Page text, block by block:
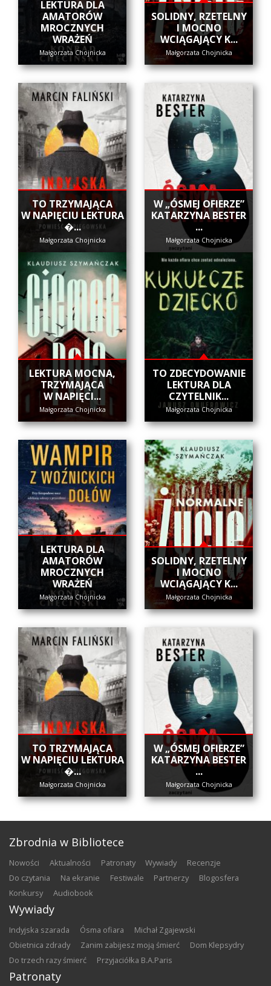
LEKTURA DLA
AMATORÓW
MROCZNYCH
WRAŻEŃ
Małgorzata Chojnicka
SOLIDNY, RZETELNY
I MOCNO
WCIĄGAJĄCY K...
Małgorzata Chojnicka
​TO TRZYMAJĄCA
W NAPIĘCIU LEKTURA
�...
Małgorzata Chojnicka
W „ÓSMEJ OFIERZE”
KATARZYNA BESTER
...
Małgorzata Chojnicka
​LEKTURA MOCNA,
TRZYMAJĄCA
W NAPIĘCI...
Małgorzata Chojnicka
​TO ZDECYDOWANIE
LEKTURA DLA
CZYTELNIK...
Małgorzata Chojnicka
LEKTURA DLA
AMATORÓW
MROCZNYCH
WRAŻEŃ
Małgorzata Chojnicka
SOLIDNY, RZETELNY
I MOCNO
WCIĄGAJĄCY K...
Małgorzata Chojnicka
​TO TRZYMAJĄCA
W NAPIĘCIU LEKTURA
�...
Małgorzata Chojnicka
W „ÓSMEJ OFIERZE”
KATARZYNA BESTER
...
Małgorzata Chojnicka
Zbrodnia w Bibliotece
nowości aktualności patronaty wywiady
recenzje
do czytania
na ekranie festiwale partnerzy
blogosfera
konkursy
audiobook
Wywiady
Indyjska szarada Ósma ofiara
Michał Zgajewski
Obietnica zdrady
Zanim zabijesz moją śmierć
Dom Klepsydry
Do trzech razy śmierć
Przyjaciółka B.A.Paris
Patronaty